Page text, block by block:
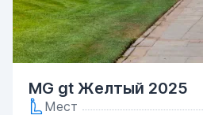
MG gt Желтый 2025
Мест